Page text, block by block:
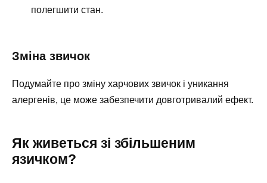
полегшити стан.
Зміна звичок
Подумайте про зміну харчових звичок і уникання
алергенів, це може забезпечити довготривалий ефект.
Як живеться зі збільшеним
язичком?